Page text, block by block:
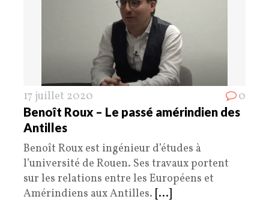
17 juillet 2020 0
Benoît Roux – Le passé amérindien des
Antilles
Benoît Roux est ingénieur d’études à
l’université de Rouen. Ses travaux portent
sur les relations entre les Européens et
Amérindiens aux Antilles. [...]